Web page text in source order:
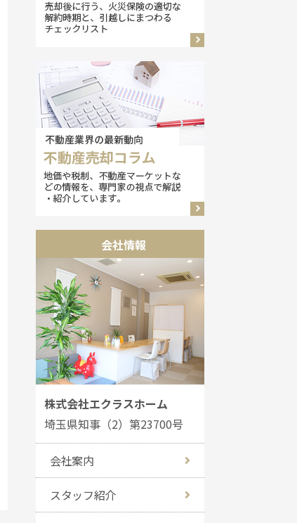
会社情報
株式会社エクラスホーム
埼玉県知事（2）第23700号
会社案内
スタッフ紹介